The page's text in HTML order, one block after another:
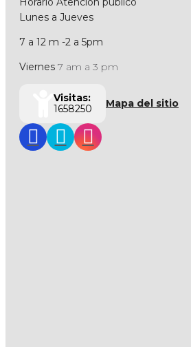
Lunes a Jueves
7 a 12 m -2 a 5pm
Viernes 7 am a 3 pm
Visitas:
1658250
Mapa del sitio